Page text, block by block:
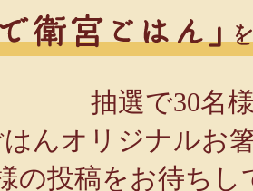
抽選で30名
んオリジナルお
の投稿をお待ちし